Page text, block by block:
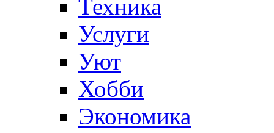
Техника
Услуги
Уют
Хобби
Экономика